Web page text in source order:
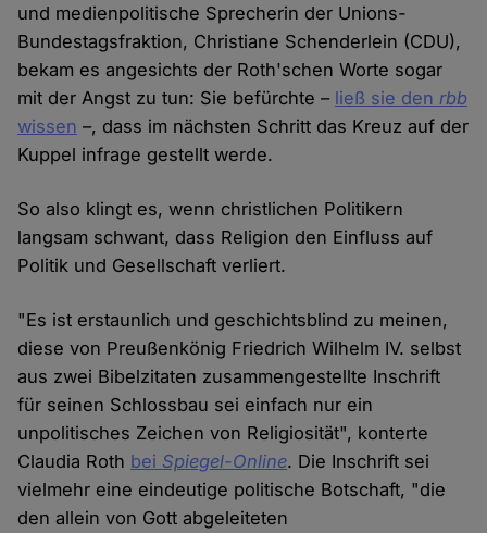
und medienpolitische Sprecherin der Unions-
Bundestagsfraktion, Christiane Schenderlein (CDU),
bekam es angesichts der Roth'schen Worte sogar
mit der Angst zu tun: Sie befürchte – ließ sie den rbb
wissen –, dass im nächsten Schritt das Kreuz auf der
Kuppel infrage gestellt werde.
So also klingt es, wenn christlichen Politikern
langsam schwant, dass Religion den Einfluss auf
Politik und Gesellschaft verliert.
"Es ist erstaunlich und geschichtsblind zu meinen,
diese von Preußenkönig Friedrich Wilhelm IV. selbst
aus zwei Bibelzitaten zusammengestellte Inschrift
für seinen Schlossbau sei einfach nur ein
unpolitisches Zeichen von Religiosität", konterte
Claudia Roth bei Spiegel-Online. Die Inschrift sei
vielmehr eine eindeutige politische Botschaft, "die
den allein von Gott abgeleiteten